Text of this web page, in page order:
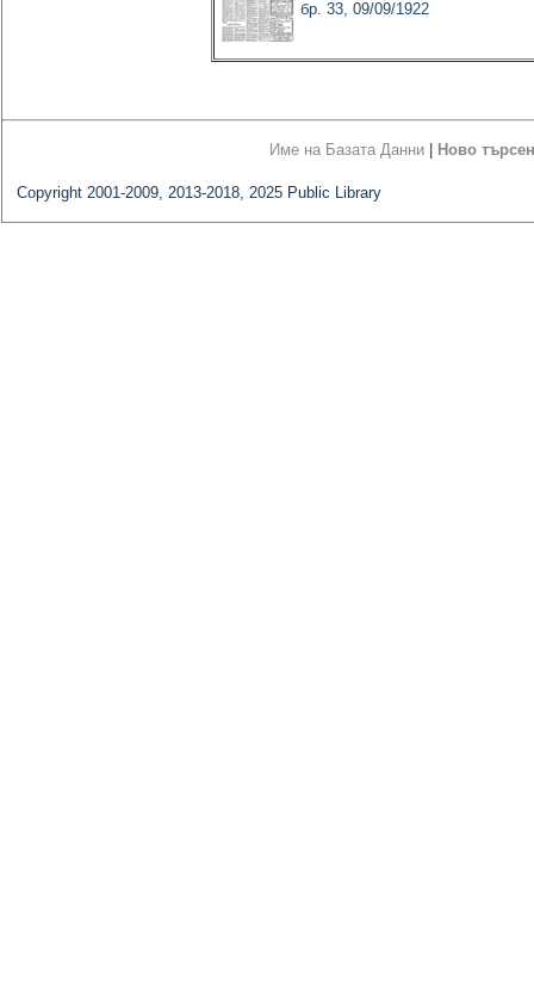
бр. 33, 09/09/1922
Име на Базата Данни Ново
Copyright 2001-2009, 2013-2018, 2025 Public Library